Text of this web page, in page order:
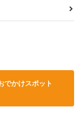
でかけスポット